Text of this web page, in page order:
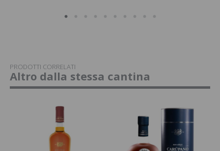
PRODOTTI CORRELATI
Altro dalla stessa cantina